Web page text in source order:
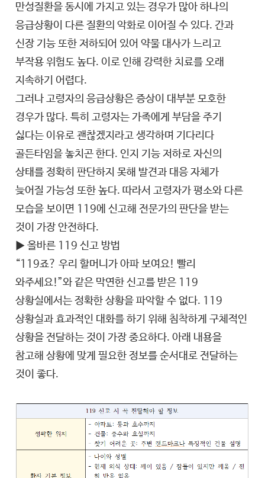
만성질환을 동시에 가지고 있는 경우가 많아 하나의
응급상황이 다른 질환의 악화로 이어질 수 있다. 간과
신장 기능 또한 저하되어 있어 약물 대사가 느리고
부작용 위험도 높다. 이로 인해 강력한 치료를 오래
지속하기 어렵다.
그러나 고령자의 응급상황은 증상이 대부분 모호한
경우가 많다. 특히 고령자는 가족에게 부담을 주기
싫다는 이유로 괜찮겠지라고 생각하며 기다리다
골든타임을 놓치곤 한다. 인지 기능 저하로 자신의
상태를 정확히 판단하지 못해 발견과 대응 자체가
늦어질 가능성 또한 높다. 따라서 고령자가 평소와 다른
모습을 보이면 119에 신고해 전문가의 판단을 받는
것이 가장 안전하다.
▶ 올바른 119 신고 방법
“119죠? 우리 할머니가 아파 보여요! 빨리
와주세요!”와 같은 막연한 신고를 받은 119
상황실에서는 정확한 상황을 파악할 수 없다. 119
상황실과 효과적인 대화를 하기 위해 침착하게 구체적인
상황을 전달하는 것이 가장 중요하다. 아래 내용을
참고해 상황에 맞게 필요한 정보를 순서대로 전달하는
것이 좋다.